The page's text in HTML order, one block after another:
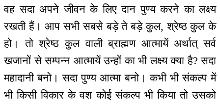
वह सदा अपने जीवन के लिए दान पुण्य करने का लक्ष्य
रखती हैं। आप सभी सबसे बड़े ते बड़े कुल, श्रेष्ठ कुल के
हो। तो श्रेष्ठ कुल वाली ब्राह्मण आत्मायें अर्थात् सर्व
खजानों से सम्पन्न आत्मायें उन्हों का भी लक्ष्य क्या है? सदा
महादानी बनो। सदा पुण्य आत्मा बनो। कभी भी संकल्प में
भी किसी विकार के वश कोई संकल्प भी किया तो उसको